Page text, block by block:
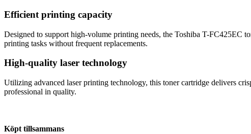
Efficient printing capacity
Designed to support high-volume printing needs, the Toshiba T-FC425EC
printing tasks without frequent replacements.
High-quality laser technology
Utilizing advanced laser printing technology, this toner cartridge delivers
professional in quality.
Köpt tillsammans